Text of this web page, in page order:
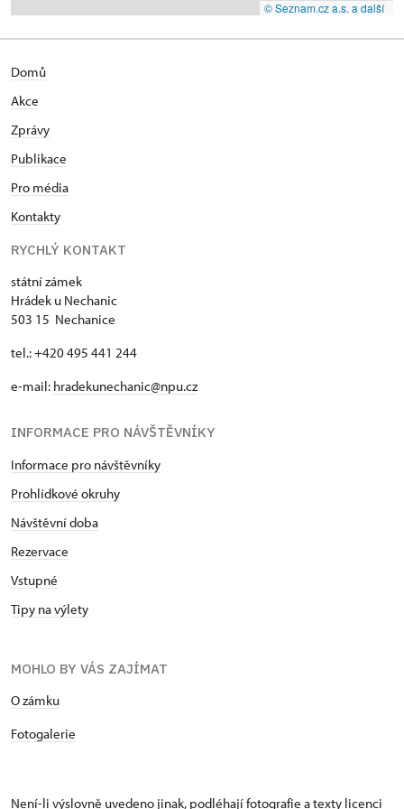
© Seznam.cz a.s. a další
Domů
Akce
Zprávy
Publikace
Pro média
Kontakty
RYCHLÝ KONTAKT
státní zámek
Hrádek u Nechanic
503 15 Nechanice
tel.: +420 495 441 244
e-mail: hradekunechanic@npu.cz
INFORMACE PRO NÁVŠTĚVNÍKY
Informace pro návštěvníky
Prohlídkové okruhy
Návštěvní doba
Rezervace
Vstupné
Tipy na výlety
MOHLO BY VÁS ZAJÍMAT
O zámku
Fotogalerie
Není-li výslovně uvedeno jinak, podléhají fotografie a texty licenci